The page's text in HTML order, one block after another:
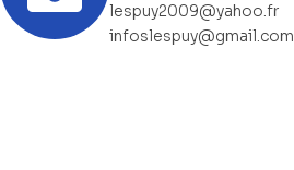
lespuy2009@yahoo.fr
infoslespuy@gmail.com